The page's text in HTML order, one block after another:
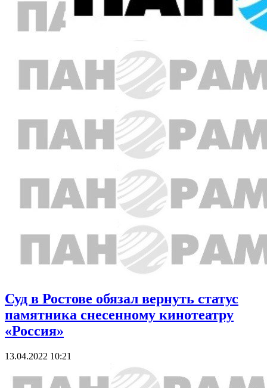
Суд в Ростове обязал вернуть статус
памятника снесенному кинотеатру
«Россия»
13.04.2022 10:21